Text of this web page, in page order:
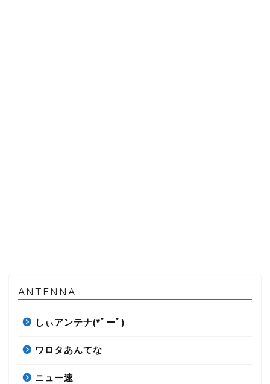
ANTENNA
しぃアンテナ(*ﾟーﾟ)
ワロタあんてな
ニュー速